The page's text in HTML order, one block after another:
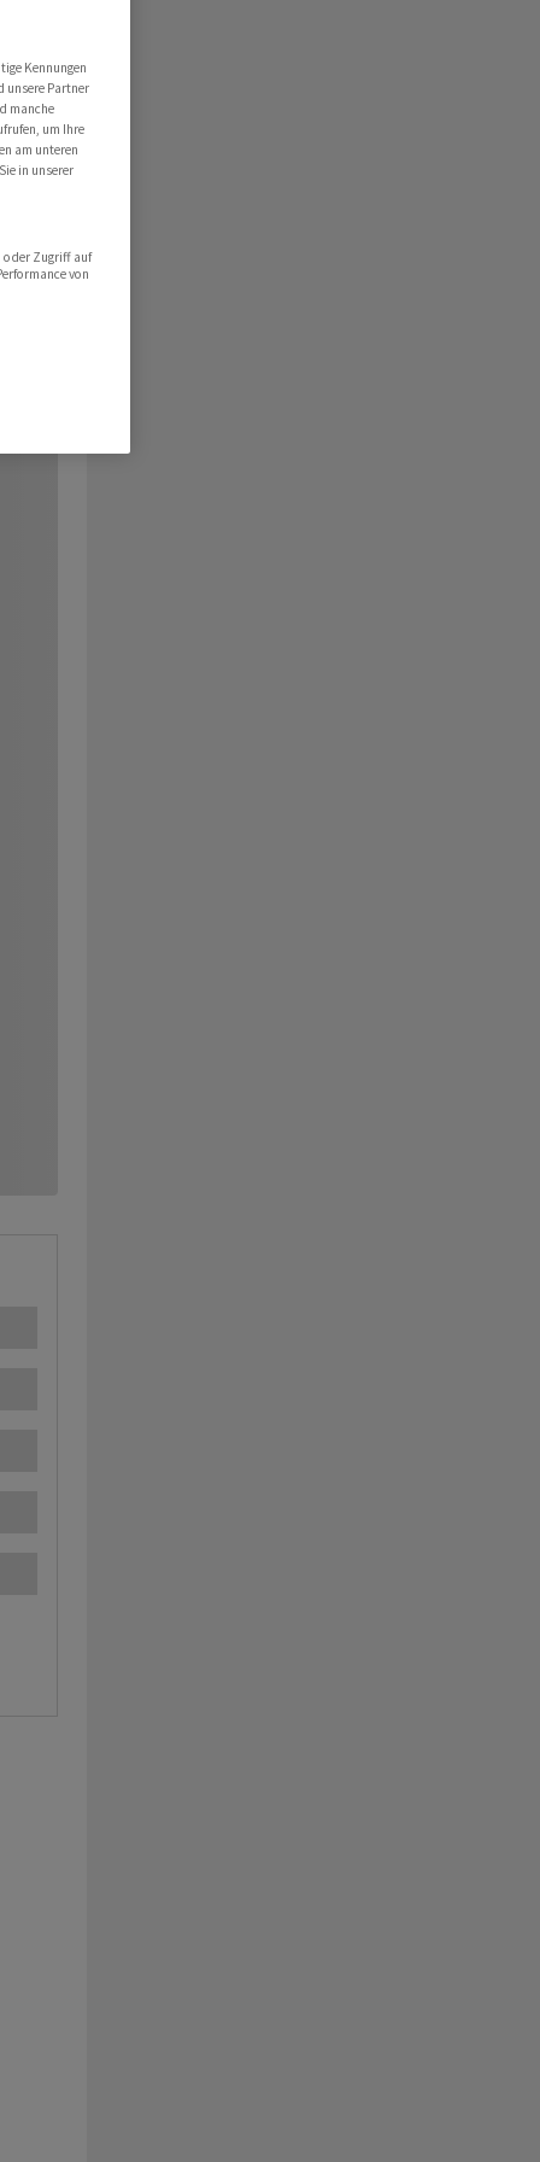
Kennungen
unsere Partner
manche
um Ihre
am unteren
in unserer
oder Zugriff auf
von